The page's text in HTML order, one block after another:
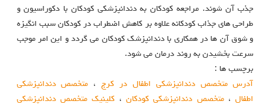
جذب آن شوند. مراجعه کودکان به دندانپزشکی کودکان با دکوراسیون و
طراحی های جذاب کودکانه علاوه بر کاهش اضطراب در کودکان سبب انگیزه
و شوق آن ها در همکاری با دندانپزشک کودکان می گردد و این امر موجب
سرعت بخشیدن به روند درمان می شود.
برچسب ها :
آدرس متخصص دندانپزشکی اطفال در کرج، متخصص دندانپزشکی
اطفال،متخصص دندانپزشکی کودکان ، کلینیک متخصص دندانپزشکی